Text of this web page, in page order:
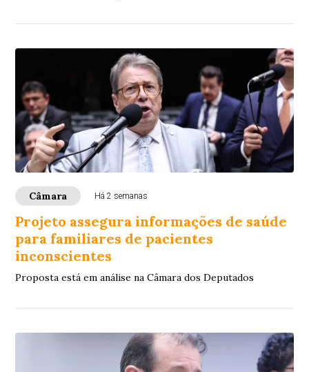
Câmara Há 2 semanas
Projeto assegura informações de saúde
para familiares de pacientes
inconscientes
Proposta está em análise na Câmara dos Deputados